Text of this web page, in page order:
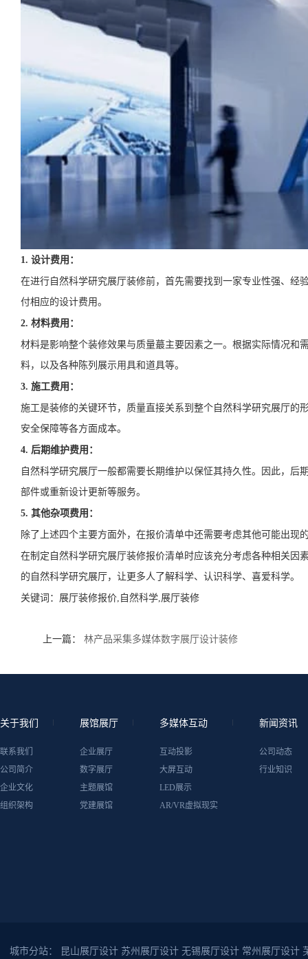
1. 设计费用：
在进行自然科学研究展厅装修前，首先需要找到一家专业性强、
付相应的设计费用。
2. 材料费用：
材料是影响整个装修效果与质量蕞主要因素之一。根据实际情况
料，以及各种陈列展示用具和道具等。
3. 施工费用：
施工是装修的关键环节，质量直接关系到整个自然科学研究展厅
安全保障等各方面成本。
4. 后期维护费用：
自然科学研究展厅一般都需要长期维护以保怔其持久性。因此，
部件或重新设计更新等服务。
5. 其他杂项费用：
除了上述四个主要方面外，在报价清单中还需要考虑其他可能出
在制定自然科学研究展厅装修报价清单时应该充分考虑各种相关
的自然科学研究展厅，让更多人了解科学、认识科学、喜爱科学。
关键词： 展厅装修报价,自然科学,展厅装修
上一篇： 林产品采集多媒体数字展厅设计装修
关于我们
联系我们
公司简介
企业文化
组织架构
展馆展厅
企业展厅
数字展厅
主题展馆
党建展馆
多媒体互动
互动投影
大屏互动
LED展示
AR/VR虚拟现实
新闻资讯
公司动态
行业知识
城市分站： 昆山展厅设计 苏州展厅设计 无锡展厅设计 常州展厅设计